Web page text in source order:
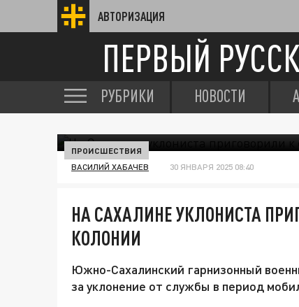
АВТОРИЗАЦИЯ
ПЕРВЫЙ
РУБРИКИ НОВОСТИ
ПРОИСШЕСТВИЯ
ВАСИЛИЙ ХАБАЧЕВ 30 ЯНВАРЯ 2025 08:40
НА САХАЛИНЕ УКЛОНИСТА
КОЛОНИИ
Южно-Сахалинский гарнизонный
за уклонение от службы в период